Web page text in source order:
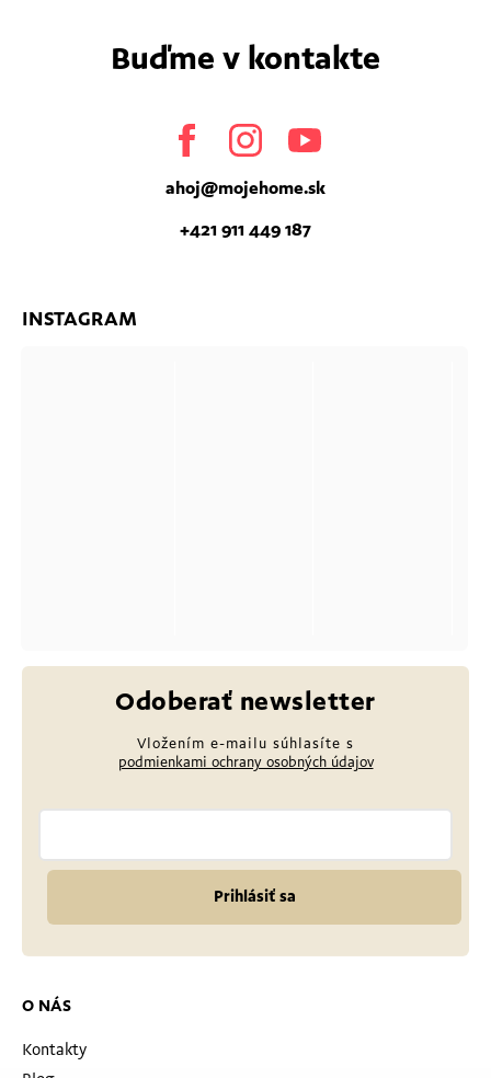
Buďme v kontakte
Facebook Instagram
ahoj@mojehome.sk
+421 911 449 187
O NÁS
Kontakty
INSTAGRAM
Odoberať newsletter
Vložením e-mailu súhlasíte s
podmienkami ochrany osobných údajov
Prihlásiť sa